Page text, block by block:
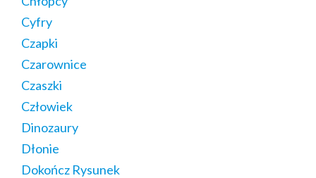
Cyfry
Czapki
Czarownice
Czaszki
Człowiek
Dinozaury
Dłonie
Dokończ Rysunek